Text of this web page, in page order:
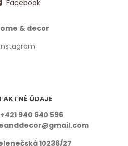
Facebook
& decor
Instagram
ÚDAJE
+421 940 640 596
10236/27